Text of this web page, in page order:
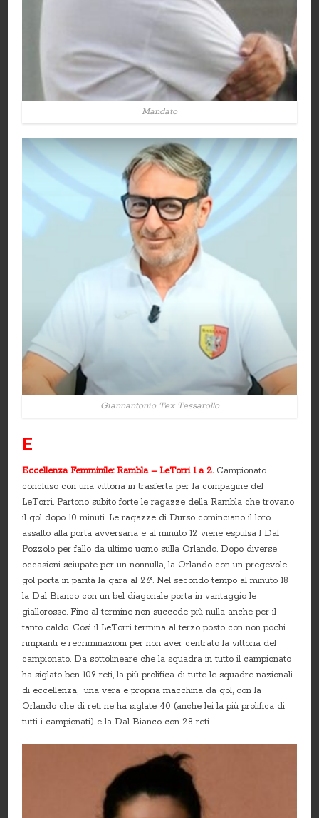
Mandato
Giannantonio Tex Tessarollo
E
Eccellenza Femminile: Rambla – LeTorri 1 a 2. Campionato
concluso con una vittoria in trasferta per la compagine del
LeTorri. Partono subito forte le ragazze della Rambla che trovano
il gol dopo 10 minuti. Le ragazze di Durso cominciano il loro
assalto alla porta avversaria e al minuto 12 viene espulsa l Dal
Pozzolo per fallo da ultimo uomo sulla Orlando. Dopo diverse
occasioni sciupate per un nonnulla, la Orlando con un pregevole
gol porta in parità la gara al 26°. Nel secondo tempo al minuto 18
la Dal Bianco con un bel diagonale porta in vantaggio le
giallorosse. Fino al termine non succede più nulla anche per il
tanto caldo. Così il LeTorri termina al terzo posto con non pochi
rimpianti e recriminazioni per non aver centrato la vittoria del
campionato. Da sottolineare che la squadra in tutto il campionato
ha siglato ben 109 reti, la più prolifica di tutte le squadre nazionali
di eccellenza, una vera e propria macchina da gol, con la
Orlando che di reti ne ha siglate 40 (anche lei la più prolifica di
tutti i campionati) e la Dal Bianco con 28 reti.